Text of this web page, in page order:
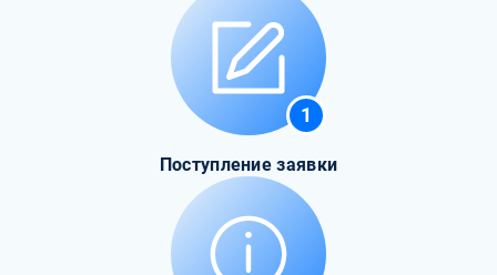
1
Поступление заявки